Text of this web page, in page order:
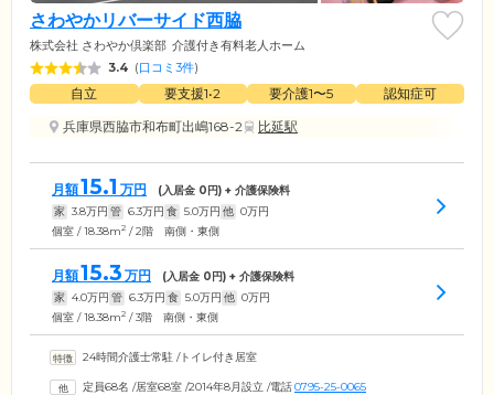
さわやかリバーサイド西脇
株式会社 さわやか倶楽部 介護付き有料老人ホーム
3.4 (口コミ3件)
自立 要支援1•2 要介護1〜5
認知症可
兵庫県西脇市和布町出嶋168-2
比延駅
月額15.1 万円 (入居金 0円) + 介護保険料
家 3.8万円 管 6.3万円 食 5.0万円 他 0万円
個室 / 18.38m2 / 2階 南側・東側
月額15.3 万円 (入居金 0円) + 介護保険料
家 4.0万円 管 6.3万円 食 5.0万円 他 0万円
個室 / 18.38m2 / 3階 南側・東側
24時間介護士常駐 /トイレ付き居室
定員68名 /居室68室 /2014年8月設立 /電話0795-25-0065